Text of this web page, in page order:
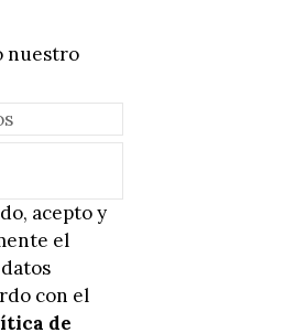
nuestro
acepto y
el
con el
de